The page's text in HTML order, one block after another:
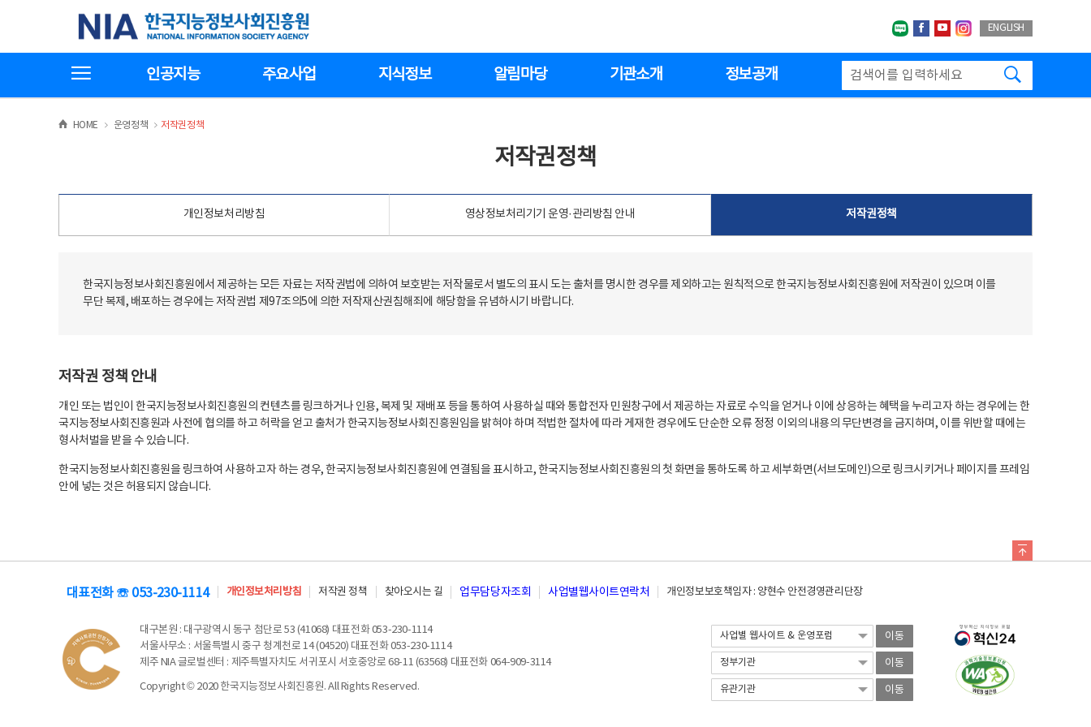
기
한국지능정보사회진흥원
네이버블로그
페이스북
유투브인스타그랩
ENGLISH
인공지능 주요사업 지식정보 알림마당 기관소개 정보공개
HOME >운영정책 >
저작권정책
저작권정책
개인정보처리방침 영상정보처리기기 운영·관리방침 안내 저작권정책
한국지능정보사회진흥원에서 제공하는 모든 자료는 저작권법에 의하여 보호받는 저작물로서 별도의 표시 도는 출처를 명시한 경우를 제외하고는 원칙적으로 한국지능정보사회진흥원에 저작권이 있으며 이를
무단 복제, 배포하는 경우에는 저작권법 제97조의5에 의한 저작재산권침해죄에 해당함을 유념하시기 바랍니다.
저작권 정책 안내
개인 또는 법인이 한국지능정보사회진흥원의 컨텐츠를 링크하거나 인용, 복제 및 재배포 등을 통하여 사용하실 때와 통합전자 민원창구에서 제공하는 자료로 수익을 얻거나 이에 상응하는 혜택을 누리고자 하는 경우에는 한
국지능정보사회진흥원과 사전에 협의를 하고 허락을 얻고 출처가 한국지능정보사회진흥원임을 밝혀야 하며 적법한 절차에 따라 게재한 경우에도 단순한 오류 정정 이외의 내용의 무단변경을 금지하며, 이를 위반할 때에는
형사처벌을 받을 수 있습니다.
한국지능정보사회진흥원을 링크하여 사용하고자 하는 경우, 한국지능정보사회진흥원에 연결됨을 표시하고, 한국지능정보사회진흥원의 첫 화면을 통하도록 하고 세부화면(서브도메인)으로 링크시키거나 페이지를 프레임
안에 넣는 것은 허용되지 않습니다.
대표전화 ☏ 053-230-1114 개인정보처리방침 저작권 정책 찾아오시는 길 업무담당자조회 사업별웹사이트연락처 개인정보보호책임자 : 양현수 안전경영관리단장
대구본원 : 대구광역시 동구 첨단로 53 (41068) 대표전화 053-230-1114
서울사무소 : 서울특별시 중구 청계천로 14 (04520) 대표전화 053-230-1114
제주 NIA 글로벌센터 : 제주특별자치도 서귀포시 서호중앙로 68-11 (63568) 대표전화 064-909-3114
Copyright © 2020 한국지능정보사회진흥원. All Rights Reserved.
이동
이동
이동